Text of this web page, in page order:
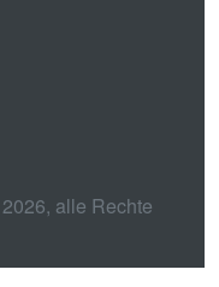
2026, alle Rechte